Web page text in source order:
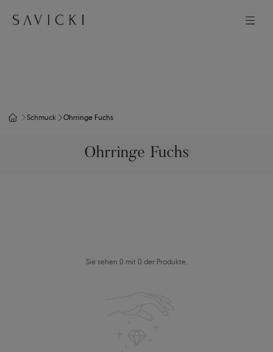
Schmuck Ohrringe Fuchs
Ohrringe Fuchs
Sie sehen 0 mit 0 der Produkte.